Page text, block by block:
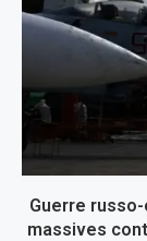
Guerre
massives